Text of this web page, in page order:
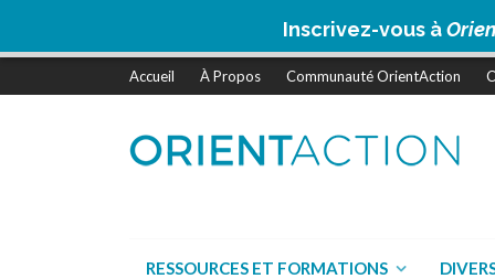
Inscrivez-vous à
Accueil À Propos Communauté OrientAction
RESSOURCES ET FORMATIONS